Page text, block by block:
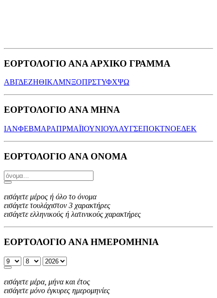
ΕΟΡΤΟΛΟΓΙΟ ΑΝΑ ΑΡΧΙΚΟ ΓΡΑΜΜΑ
ΑΒΓΔΕΖΗΘΙΚΛΜΝΞΟΠΡΣΤΥΦΧΨΩ
ΕΟΡΤΟΛΟΓΙΟ ΑΝΑ ΜΗΝΑ
ΙΑΝΦΕΒΜΑΡΑΠΡΜΑΪΙΟΥΝΙΟΥΛΑΥΓΣΕΠΟΚΤΝΟΕΔΕΚ
ΕΟΡΤΟΛΟΓΙΟ ΑΝΑ ΟΝΟΜΑ
εισάγετε μέρος ή όλο το όνομα
εισάγετε τουλάχιστον 3 χαρακτήρες
εισάγετε ελληνικούς ή λατινικούς χαρακτήρες
ΕΟΡΤΟΛΟΓΙΟ ΑΝΑ ΗΜΕΡΟΜΗΝΙΑ
εισάγετε μέρα, μήνα και έτος
εισάγετε μόνο έγκυρες ημερομηνίες